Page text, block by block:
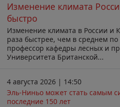
Изменение климата
быстро
Изменение климата в России и
раза быстрее, чем в среднем по
профессор кафедры лесных и
Университета Британской...
4 августа 2026 | 14:50
Эль-Ниньо может стать самым
последние 150 лет